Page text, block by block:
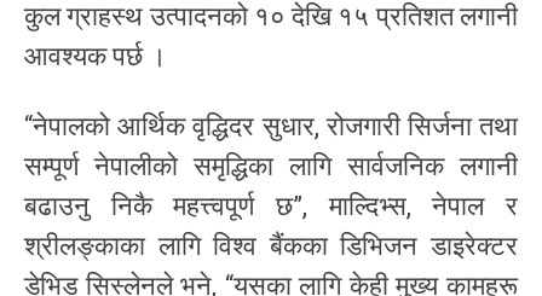
कुल ग्राहस्थ उत्पादनको १० देखि १५ प्रतिशत लगानी
आवश्यक पर्छ ।
“नेपालको आर्थिक वृद्धिदर सुधार, रोजगारी सिर्जना तथा
सम्पूर्ण नेपालीको समृद्धिका लागि सार्वजनिक लगानी
बढाउनु निकै महत्त्वपूर्ण छ”, माल्दिभ्स, नेपाल र
श्रीलङ्काका लागि विश्व बैंकका डिभिजन डाइरेक्टर
डेभिड सिस्लेनले भने, “यसका लागि केही मुख्य कामहरू